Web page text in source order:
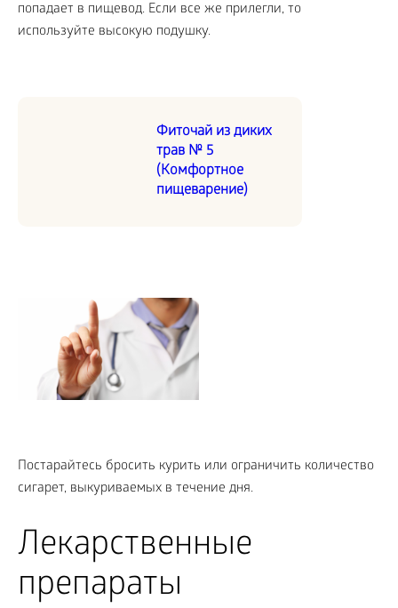
попадает в пищевод. Если все же прилегли, то
используйте высокую подушку.
Фиточай из диких
трав № 5
(Комфортное
пищеварение)
Постарайтесь бросить курить или ограничить количество
сигарет, выкуриваемых в течение дня.
Лекарственные
препараты